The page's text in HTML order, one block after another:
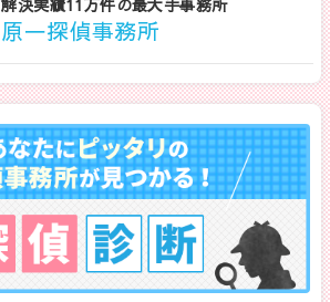
原一探偵事務所